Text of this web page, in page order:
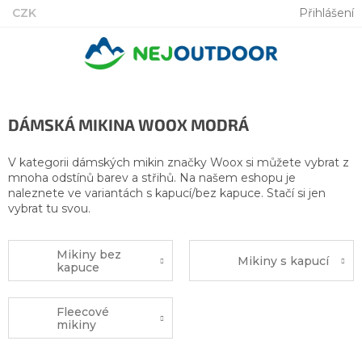
Přejít
CZK Přihlášení
DÁMSKÁ MIKINA WOOX MODRÁ
V kategorii dámských mikin značky Woox si můžete vybrat z
mnoha odstínů barev a střihů. Na našem eshopu je
naleznete ve variantách s kapucí/bez kapuce. Stačí si jen
vybrat tu svou.
Mikiny bez
kapuce
Mikiny s kapucí
Fleecové
mikiny